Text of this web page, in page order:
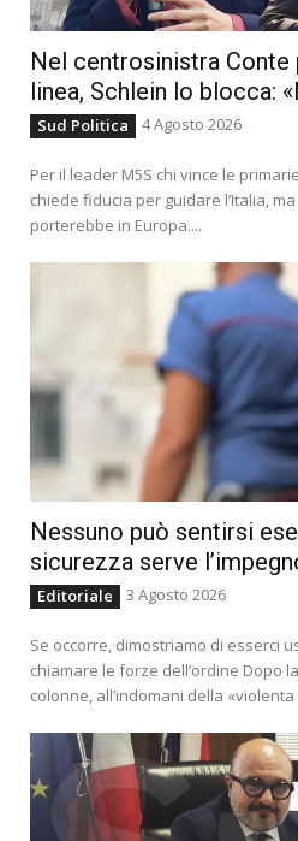
Nel centrosinistra Conte
linea, Schlein lo blocca:
Sud Politica 4 Agosto 2026
Per il leader M5S chi vince le
chiede fiducia per guidare l’Italia,
porterebbe in Europa....
Nessuno può sentirsi
sicurezza serve
Editoriale 3 Agosto 2026
Se occorre, dimostriamo di esserci
chiamare le forze dell’ordine Dopo
colonne, all’indomani della